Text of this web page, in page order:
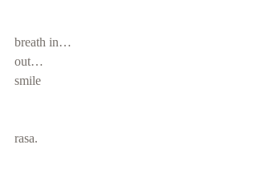
breath in…
out…
smile
rasa.